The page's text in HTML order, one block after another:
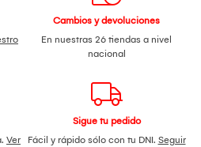
Cambios y devoluciones
En nuestras 26 tiendas a nivel
nacional
Ver
Sigue tu pedido
Fácil y rápido sólo con tu DNI. Seguir